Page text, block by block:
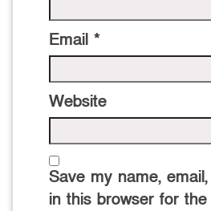
Email *
Website
Save my name,
in this browser for